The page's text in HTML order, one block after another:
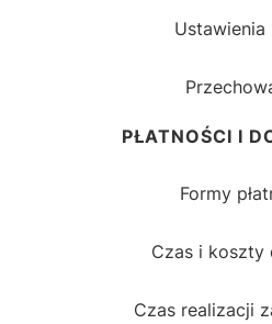
Ustawienia
PŁATNOŚCI I
Formy
Czas i koszty
Czas realizacji